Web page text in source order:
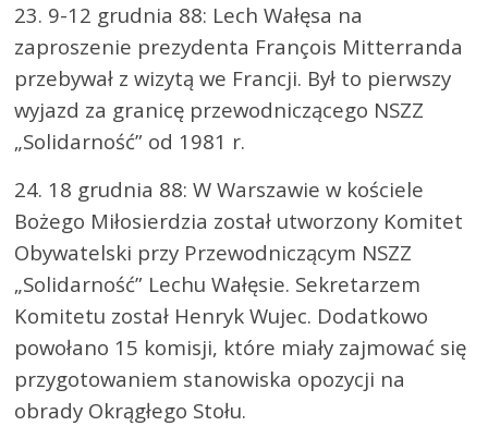
23. 9-12 grudnia 88: Lech Wałęsa na
zaproszenie prezydenta François Mitterranda
przebywał z wizytą we Francji. Był to pierwszy
wyjazd za granicę przewodniczącego NSZZ
„Solidarność” od 1981 r.
24. 18 grudnia 88: W Warszawie w kościele
Bożego Miłosierdzia został utworzony Komitet
Obywatelski przy Przewodniczącym NSZZ
„Solidarność” Lechu Wałęsie. Sekretarzem
Komitetu został Henryk Wujec. Dodatkowo
powołano 15 komisji, które miały zajmować się
przygotowaniem stanowiska opozycji na
obrady Okrągłego Stołu.